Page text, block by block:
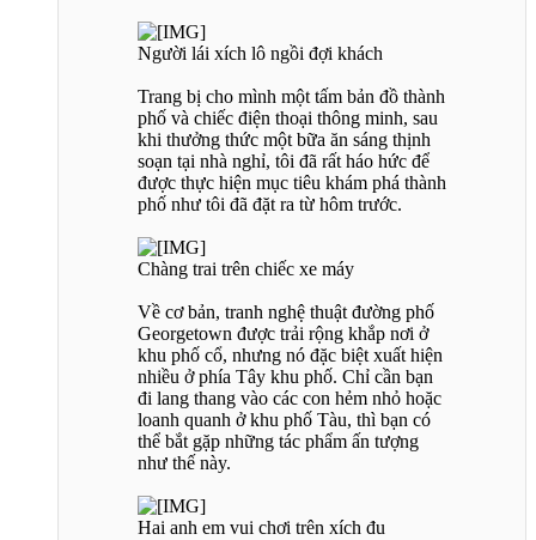
Người lái xích lô ngồi đợi khách
Trang bị cho mình một tấm bản đồ thành
phố và chiếc điện thoại thông minh, sau
khi thưởng thức một bữa ăn sáng thịnh
soạn tại nhà nghỉ, tôi đã rất háo hức để
được thực hiện mục tiêu khám phá thành
phố như tôi đã đặt ra từ hôm trước.
Chàng trai trên chiếc xe máy
Về cơ bản, tranh nghệ thuật đường phố
Georgetown được trải rộng khắp nơi ở
khu phố cổ, nhưng nó đặc biệt xuất hiện
nhiều ở phía Tây khu phố. Chỉ cần bạn
đi lang thang vào các con hẻm nhỏ hoặc
loanh quanh ở khu phố Tàu, thì bạn có
thể bắt gặp những tác phẩm ấn tượng
như thế này.
Hai anh em vui chơi trên xích đu